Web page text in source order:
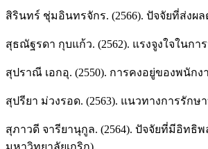
สิรินทร์ ชุ่มอินทรจักร. (2566). ปัจจัยที่ส่ง
สุธณัฐรดา กุบแก้ว. (2562). แรงจูงใจใน
สุปราณี เอกอุ. (2550). การคงอยู่ของพนั
สุปรียา ม่วงรอด. (2563). แนวทางการรั
สุภาวดี จารียานุกูล. (2564). ปัจจัยที่มีอิท